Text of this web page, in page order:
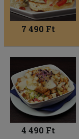
7 490 Ft
4 490 Ft